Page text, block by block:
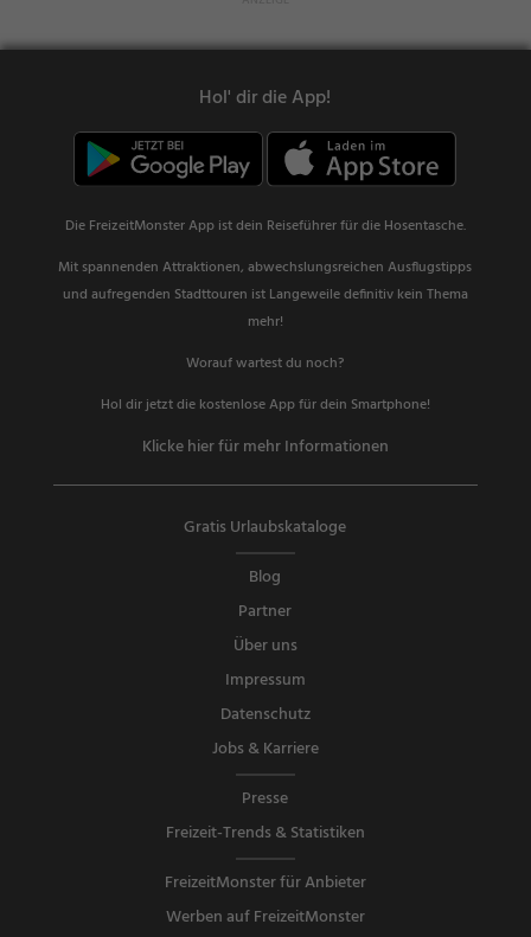
Hol' dir die App!
Die FreizeitMonster App ist dein Reiseführer für die Hosentasche.
Mit spannenden Attraktionen, abwechslungsreichen Ausflugstipps
und aufregenden Stadttouren ist Langeweile definitiv kein Thema
mehr!
Worauf wartest du noch?
Hol dir jetzt die kostenlose App für dein Smartphone!
Klicke hier für mehr Informationen
Gratis Urlaubskataloge
Blog
Partner
Über uns
Impressum
Datenschutz
Jobs & Karriere
Presse
Freizeit-Trends & Statistiken
FreizeitMonster für Anbieter
Werben auf FreizeitMonster